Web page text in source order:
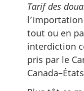
Tarif des
tout ou en
interdiction
pris par le